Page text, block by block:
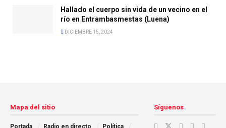
Hallado el cuerpo sin vida de un vecino en el
río en Entrambasmestas (Luena)
DICIEMBRE 15, 2024
Mapa del sitio
Portada Radio en directo Política
Síguenos